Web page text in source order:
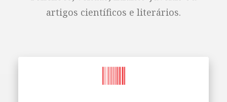
artigos científicos e literários.